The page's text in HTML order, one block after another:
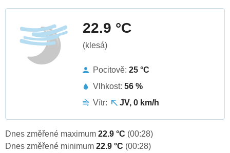
22.9 °C
(klesá)
Pocitově: 25 °C
Vlhkost: 56 %
Vítr:
JV, 0 km/h
Dnes změřené maximum 22.9 °C (00:28)
Dnes změřené minimum 22.9 °C (00:28)